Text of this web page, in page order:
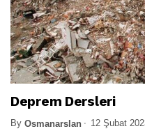
Deprem Dersleri
By Osmanarslan 12 Şubat